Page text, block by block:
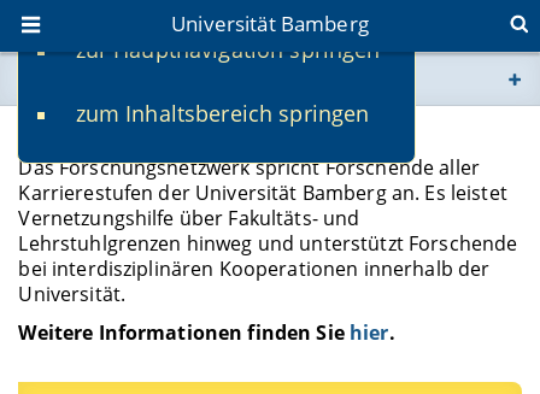
zur Hauptnavigation springen
zum Inhaltsbereich springen
Universität Bamberg
www.uni-bamberg.de
univis.uni-bamberg.de
fis.uni-bamberg.de
Forschungsnetzwerk
Das Forschungsnetzwerk spricht Forschende aller
Karrierestufen der Universität Bamberg an. Es leistet
Vernetzungshilfe über Fakultäts- und
Lehrstuhlgrenzen hinweg und unterstützt Forschende
bei interdisziplinären Kooperationen innerhalb der
Universität.
Weitere Informationen finden Sie hier.